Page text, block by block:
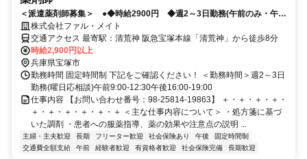
＜派遣薬剤師募集＞ ●◆時給2900円 ◆週2～3日勤務(午前のみ・午後
のみ勤務OK)
株式会社ファル・メイト
交通アクセス 最寄駅：清荒神 阪急宝塚本線「清荒神」から徒歩8分
時給2,900円以上
兵庫県宝塚市
勤務時間 固定時間制 下記をご確認ください！ ＜勤務時間＞週2～3日
勤務(曜日応相談)午前9:00-12:30午後16:00-19:00
仕事内容 【お問い合わせ番号：98-25814-19863】 ＋・＋・＋・＋・
＋・＋・＋・＋・＋・＋ ＜主な仕事内容について＞ ・処方箋に基づ
いた調剤 ・患者への服薬指導、薬の効果や注意点の説明 ...
主婦・主夫歓迎 長期 フリーター歓迎 社会保険あり 午後
固定時間制
交通費全額支給
午前 経験者歓迎 有資格者歓迎 社会保険完備 長期歓迎